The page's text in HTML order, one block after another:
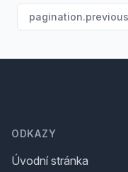
pagination.previous
ODKAZY
Úvodní stránka